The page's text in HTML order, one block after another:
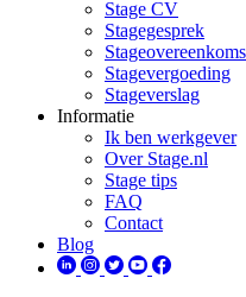
Stage CV
Stagegesprek
Stagevergoeding
Stageverslag
Informatie
Ik ben werkgever
Over Stage.nl
Stage tips
FAQ
Contact
Blog